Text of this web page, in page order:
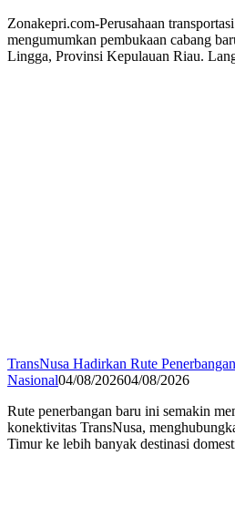
Zonakepri.com-Perusahaan
mengumumkan pembukaan cabang
Lingga, Provinsi Kepulauan Riau.
TransNusa Hadirkan Rute
Nasional04/08/202604/08/2026
Rute penerbangan baru ini semakin
konektivitas TransNusa,
Timur ke lebih banyak destinasi